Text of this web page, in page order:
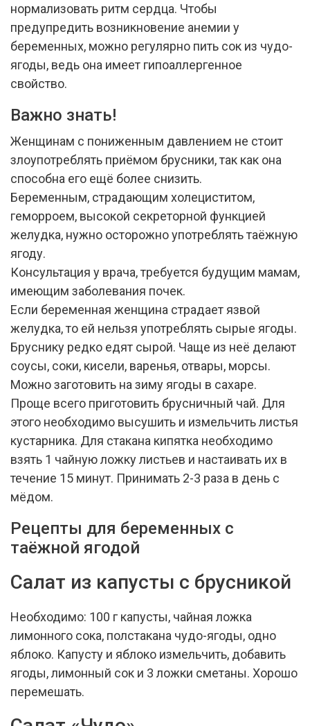
нормализовать ритм сердца. Чтобы
предупредить возникновение анемии у
беременных, можно регулярно пить сок из чудо-
ягоды, ведь она имеет гипоаллергенное
свойство.
Важно знать!
Женщинам с пониженным давлением не стоит
злоупотреблять приёмом брусники, так как она
способна его ещё более снизить.
Беременным, страдающим холециститом,
геморроем, высокой секреторной функцией
желудка, нужно осторожно употреблять таёжную
ягоду.
Консультация у врача, требуется будущим мамам,
имеющим заболевания почек.
Если беременная женщина страдает язвой
желудка, то ей нельзя употреблять сырые ягоды.
Бруснику редко едят сырой. Чаще из неё делают
соусы, соки, кисели, варенья, отвары, морсы.
Можно заготовить на зиму ягоды в сахаре.
Проще всего приготовить брусничный чай. Для
этого необходимо высушить и измельчить листья
кустарника. Для стакана кипятка необходимо
взять 1 чайную ложку листьев и настаивать их в
течение 15 минут. Принимать 2-3 раза в день с
мёдом.
Рецепты для беременных с
таёжной ягодой
Салат из капусты с брусникой
Необходимо: 100 г капусты, чайная ложка
лимонного сока, полстакана чудо-ягоды, одно
яблоко. Капусту и яблоко измельчить, добавить
ягоды, лимонный сок и 3 ложки сметаны. Хорошо
перемешать.